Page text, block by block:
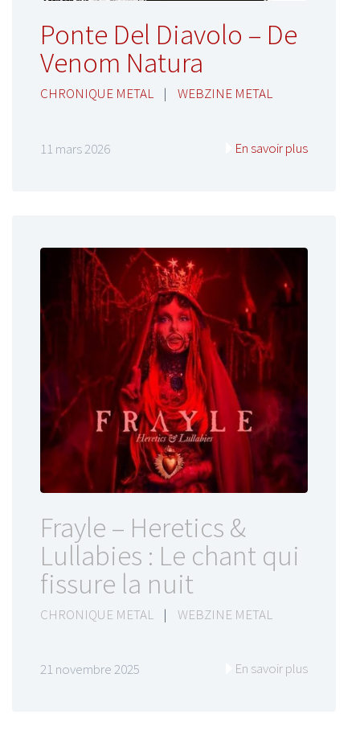
Ponte Del Diavolo – De
Venom Natura
CHRONIQUE METAL | WEBZINE METAL
11 mars 2026 En savoir plus
Frayle – Heretics &
Lullabies : Le chant qui
fissure la nuit
CHRONIQUE METAL | WEBZINE METAL
21 novembre 2025 En savoir plus